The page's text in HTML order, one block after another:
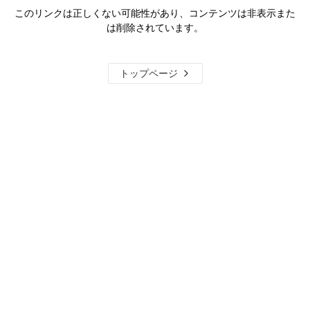
このリンクは正しくない可能性があり、コンテンツは非表示また
は削除されています。
トップページ